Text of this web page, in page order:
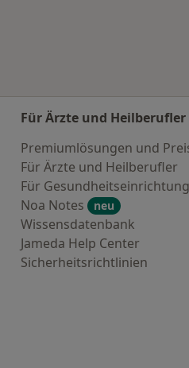
Für Ärzte und Heilberufler
Premiumlösungen und
Für Ärzte und Heilberufler
Für
Noa Notes
neu
Wissensdatenbank
Jameda Help Center
Sicherheitsrichtlinien